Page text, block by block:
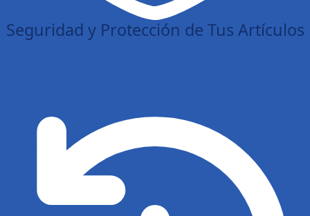
Seguridad y Protección de Tus Artículos